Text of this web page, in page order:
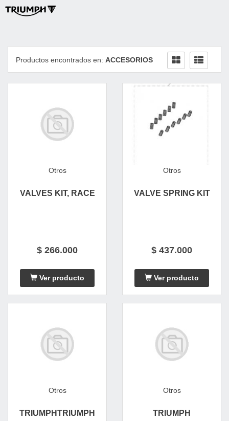
Productos encontrados en: ACCESORIOS
Otros
VALVES KIT, RACE
$ 266.000
Ver producto
Otros
VALVE SPRING KIT
$ 437.000
Ver producto
Otros
TRIUMPHTRIUMPH
Otros
TRIUMPH